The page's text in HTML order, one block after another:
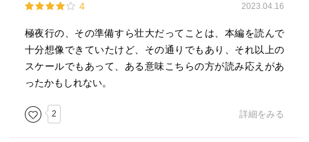
4 2023.04.16
極夜行の、その準備すら壮大だってことは、本編を読んで
十分想像できていたけど、その通りでもあり、それ以上の
スケールでもあって、ある意味こちらの方が読み応えがあ
ったかもしれない。
2 詳細をみる